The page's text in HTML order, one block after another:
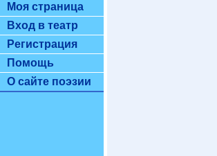
Моя страница
Вход в театр
Регистрация
Помощь
О сайте поэзии